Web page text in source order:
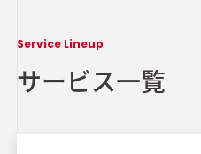
Service Lineup
サービス一覧